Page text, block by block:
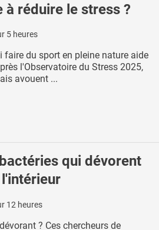
réduire le stress ?
5 heures
faire du sport en pleine nature aide
l'Observatoire du Stress 2025,
avouent ...
qui dévorent
12 heures
? Ces chercheurs de